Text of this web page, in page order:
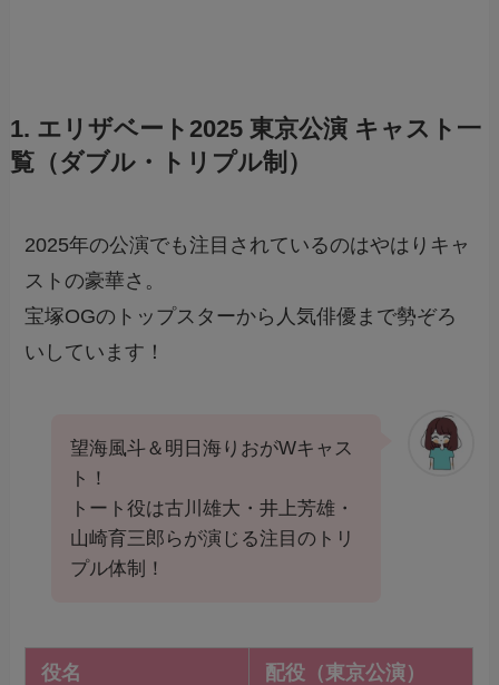
1. エリザベート2025 東京公演 キャスト一
覧（ダブル・トリプル制）
2025年の公演でも注目されているのはやはりキャ
ストの豪華さ。
宝塚OGのトップスターから人気俳優まで勢ぞろ
いしています！
望海風斗＆明日海りおがWキャス
ト！
トート役は古川雄大・井上芳雄・
山崎育三郎らが演じる注目のトリ
プル体制！
役名 配役（東京公演）